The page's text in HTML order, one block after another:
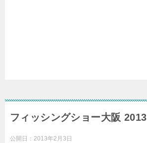
フィッシングショー大阪 2013
公開日： 2013年2月3日